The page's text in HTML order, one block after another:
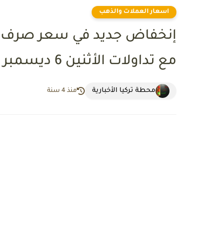
اسعار العملات والذهب
إنخفاض جديد في سعر صرف
مع تداولات الأثنين 6 ديسمبر 2021
محطة تركيا الأخبارية منذ 4 سنة